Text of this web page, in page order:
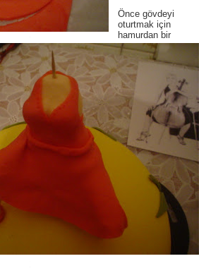
Önce gövdeyi
oturtmak için
hamurdan bir